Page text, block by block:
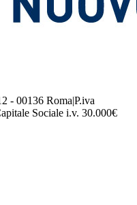
- 00136 Roma|P.iva
Sociale i.v. 30.000€